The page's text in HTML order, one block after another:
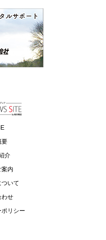
要
介
内
ついて
わせ
リシー